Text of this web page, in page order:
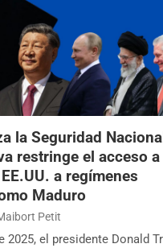
la Seguridad
restringe el acceso a
a regímenes
Maduro
Petit
2025, el presidente Donald